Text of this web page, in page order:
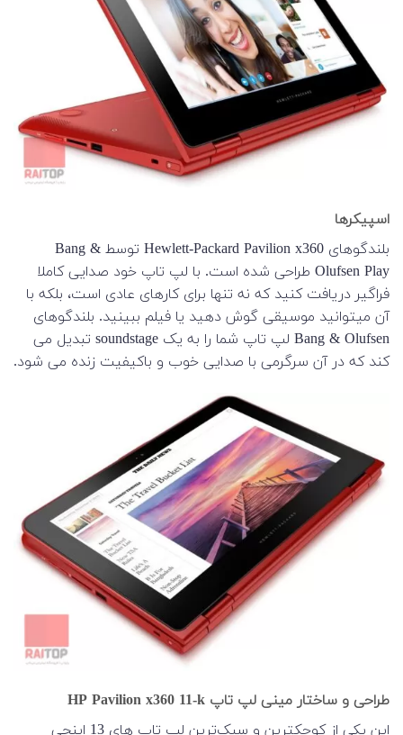
اسپیکرها
بلندگوهای Hewlett-Packard Pavilion x360 توسط Bang &
Olufsen Play طراحی شده است. با لپ تاپ خود صدایی کاملا
فراگیر دریافت کنید که نه تنها برای کارهای عادی است، بلکه با
آن میتوانید موسیقی گوش دهید یا فیلم ببینید. بلندگوهای
Bang & Olufsen لپ تاپ شما را به یک soundstage تبدیل می
کند که در آن سرگرمی با صدایی خوب و باکیفیت زنده می شود.
طراحی و ساختار مینی لپ تاپ HP Pavilion x360 11-k
این یکی از کوچکترین و سبک‌ترین لپ تاپ های 13 اینچی